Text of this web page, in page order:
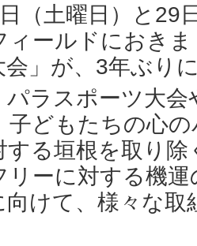
（土曜日）と29
ィールドにおき
会」が、3年ぶり
ラスポーツ大会
子どもたちの心
する垣根を取り
リーに対する機
向けて、様々な